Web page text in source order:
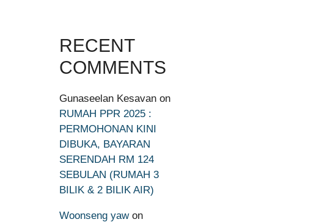
RECENT
COMMENTS
Gunaseelan Kesavan on
RUMAH PPR 2025 :
PERMOHONAN KINI
DIBUKA, BAYARAN
SERENDAH RM 124
SEBULAN (RUMAH 3
BILIK & 2 BILIK AIR)
Woonseng yawon